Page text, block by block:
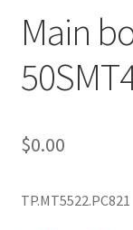
Main
$0.00
TP.MT5522.PC821